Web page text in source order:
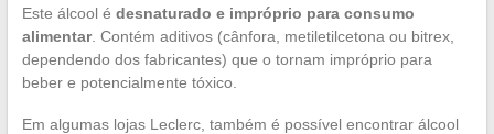
Este álcool é desnaturado e impróprio para consumo
alimentar. Contém aditivos (cânfora, metiletilcetona ou bitrex,
dependendo dos fabricantes) que o tornam impróprio para
beber e potencialmente tóxico.
Em algumas lojas Leclerc, também é possível encontrar álcool